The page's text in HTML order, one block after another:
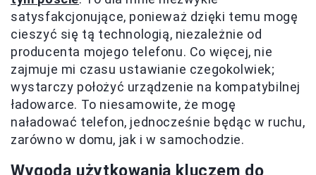
satysfakcjonujące, ponieważ dzięki temu mogę
cieszyć się tą technologią, niezależnie od
producenta mojego telefonu. Co więcej, nie
zajmuje mi czasu ustawianie czegokolwiek;
wystarczy położyć urządzenie na kompatybilnej
ładowarce. To niesamowite, że mogę
naładować telefon, jednocześnie będąc w ruchu,
zarówno w domu, jak i w samochodzie.
Wygoda użytkowania kluczem do